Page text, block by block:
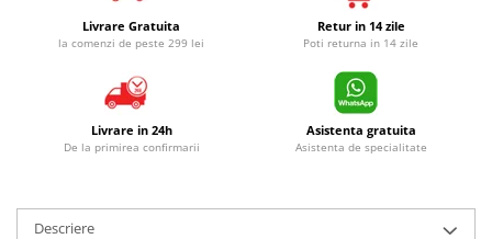
Livrare Gratuita
la comenzi de peste 299 lei
Retur in 14 zile
Poti returna in 14 zile
Livrare in 24h
De la primirea confirmarii
Asistenta gratuita
Asistenta de specialitate
Descriere